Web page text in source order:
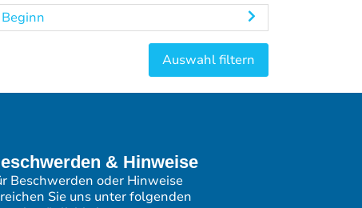
Beginn
& Hinweise
Beschwerden oder Hinweise
Sie uns unter folgenden